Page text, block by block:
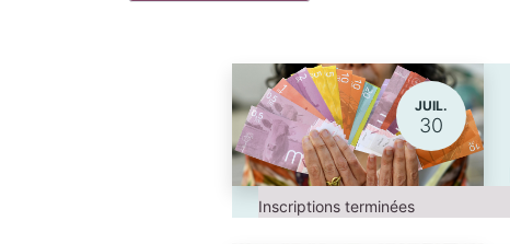
JUIL.
30
Inscriptions terminées